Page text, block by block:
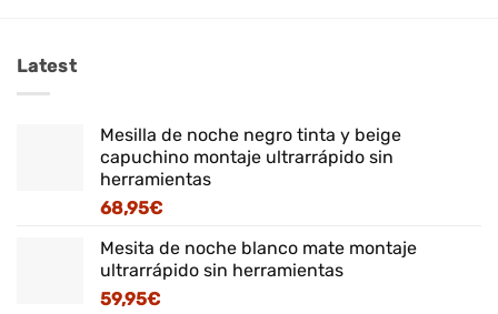
Latest
Mesilla de noche negro tinta y beige
capuchino montaje ultrarrápido sin
herramientas
68,95€
Mesita de noche blanco mate montaje
ultrarrápido sin herramientas
59,95€